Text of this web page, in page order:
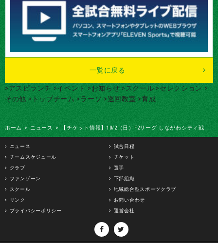
一覧に戻る
>アスピランチ >イベント >お知らせ >スクール >セレクション >
その他 >トップチーム >ラーソ >巡回教室 >育成
ホーム > ニュース > 【チケット情報】10/2（日）F2リーグ しながわシティ戦
ニュース
試合日程
チームスケジュール
チケット
クラブ
選手
ファンゾーン
下部組織
スクール
地域総合型スポーツクラブ
リンク
お問い合わせ
プライバシーポリシー
運営会社